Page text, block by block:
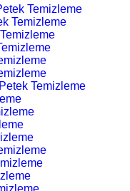
Temizleme
Temizleme
Temizleme